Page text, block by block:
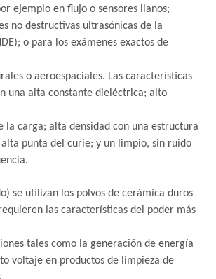
ejemplo en flujo o sensores llanos;
no destructivas ultrasónicas de la
o para los exámenes exactos de
o aeroespaciales. Las características
una alta constante dieléctrica; alto
la carga; alta densidad con una estructura
punta del curie; y un limpio, sin ruido
se utilizan los polvos de cerámica duros
las características del poder más
tales como la generación de energía
voltaje en productos de limpieza de